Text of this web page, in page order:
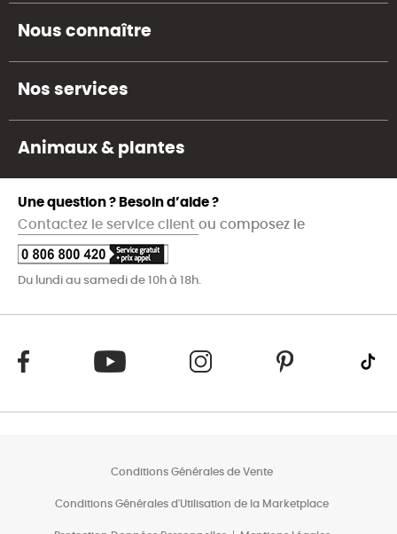
Nous connaître
Nos services
Animaux & plantes
Une question ? Besoin d’aide ?
Contactez le service client ou composez le
Du lundi au samedi de 10h à 18h.
Conditions Générales de Vente
Conditions Générales d'Utilisation de la Marketplace